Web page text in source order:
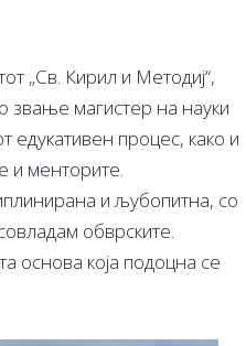
„Св. Кирил и Методиј“,
звање магистер на науки
процес, како и
и менторите.
и љубопитна, со
обврските.
основа која подоцна се